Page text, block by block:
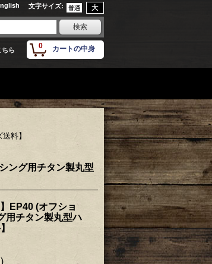
文字サイズ:
0 カートの中身
ちら
料】
ング用チタン製丸型
EP40 (オフショ
用チタン製丸型ハ